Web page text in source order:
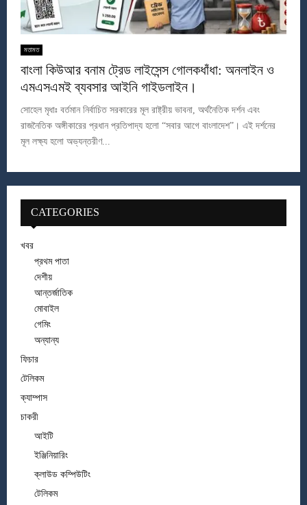
মতামত
বাংলা কিউআর বনাম ট্রেড লাইসেন্স গোলকধাঁধা: অনলাইন ও
এমএসএমই ব্যবসার আইনি গাইডলাইন।
সোহেল মৃধাঃ বর্তমান নির্বাচিত সরকারের মূল রাষ্ট্রীয় ভাবনা, অর্থনৈতিক দর্শন এবং
রাজনৈতিক অঙ্গীকারের প্রধান প্রতিপাদ্য হলো “সবার আগে বাংলাদেশ”। এই দর্শনের
মূল লক্ষ্য হলো অভ্যন্তরীণ...
CATEGORIES
খবর
প্রথম পাতা
দেশীয়
আন্তর্জাতিক
মোবাইল
গেমিং
অন্যান্য
ফিচার
টেলিকম
ক্যাম্পাস
চাকরী
আইটি
ইঞ্জিনিয়ারিং
ক্লাউড কম্পিউটিং
টেলিকম